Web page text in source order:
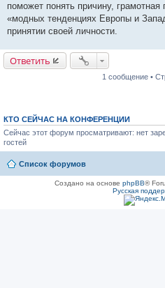
поможет понять причину,
«модных тенденциях Европы и
принятии своей личности.
Ответить
1 сообщение •
КТО СЕЙЧАС НА КОНФЕРЕНЦИИ
Сейчас этот форум просматривают: нет
гостей
Список форумов
Создано на основе phpBB®
Русская